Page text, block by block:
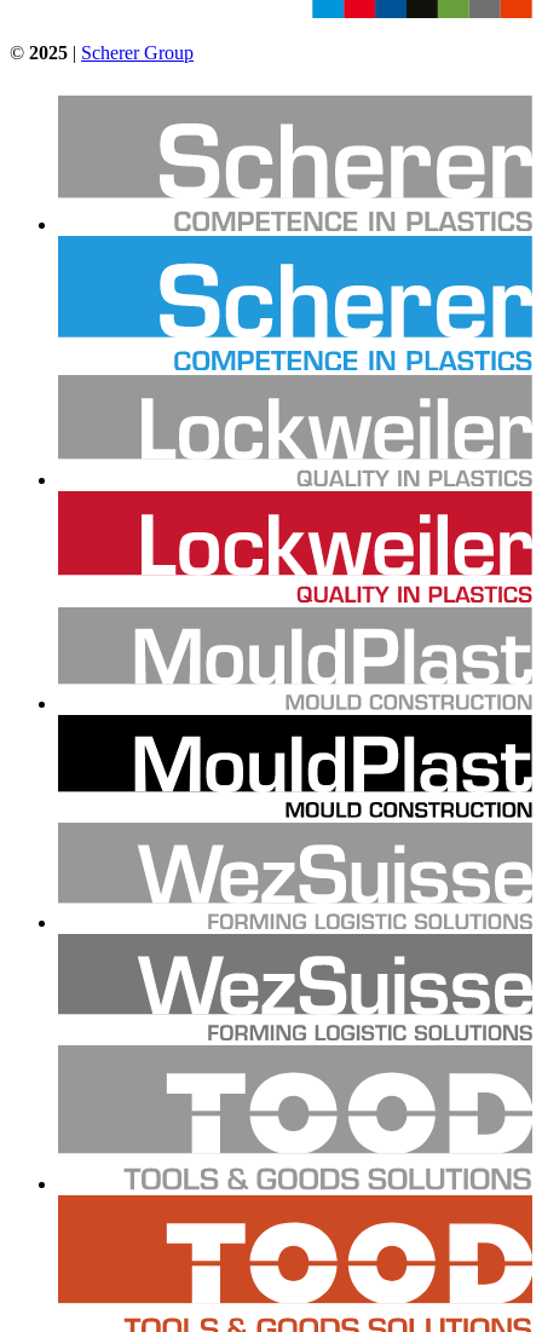
© 2025 | Scherer Group